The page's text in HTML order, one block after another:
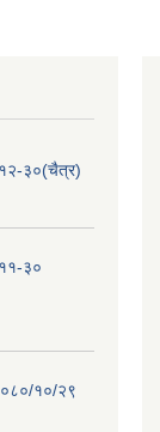
३०(चैत्र)
३०
१०/२९